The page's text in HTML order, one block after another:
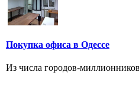
Покупка офиса в Одессе
Из числа городов-